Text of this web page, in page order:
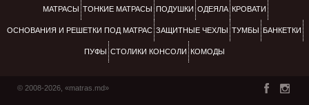
МАТРАСЫ ТОНКИЕ МАТРАСЫ ПОДУШКИ ОДЕЯЛА КРОВАТИ
ОСНОВАНИЯ И РЕШЕТКИ ПОД МАТРАС ЗАЩИТНЫЕ ЧЕХЛЫ ТУМБЫ БАНКЕТКИ
ПУФЫ СТОЛИКИ КОНСОЛИ КОМОДЫ
© 2008-2026, «matras.md»